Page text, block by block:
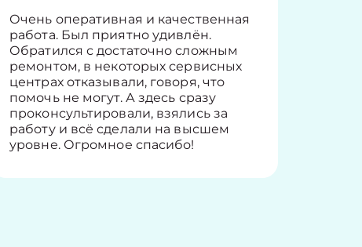
Очень оперативная и качественная
работа. Был приятно удивлён.
Обратился с достаточно сложным
ремонтом, в некоторых сервисных
центрах отказывали, говоря, что
помочь не могут. А здесь сразу
проконсультировали, взялись за
работу и всё сделали на высшем
уровне. Огромное спасибо!